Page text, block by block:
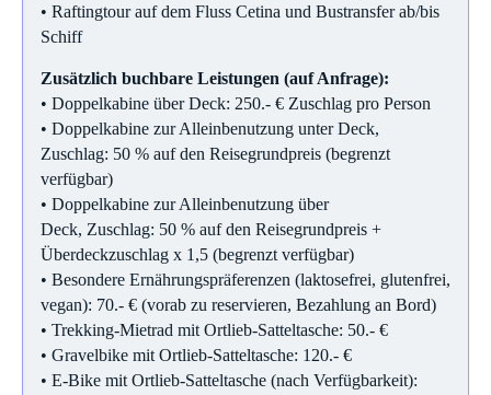
• Raftingtour auf dem Fluss Cetina und Bustransfer ab/bis
Schiff
Zusätzlich buchbare Leistungen (auf Anfrage):
• Doppelkabine über Deck: 250.- € Zuschlag pro Person
• Doppelkabine zur Alleinbenutzung unter Deck,
Zuschlag: 50 % auf den Reisegrundpreis (begrenzt
verfügbar)
• Doppelkabine zur Alleinbenutzung über
Deck, Zuschlag: 50 % auf den Reisegrundpreis +
Überdeckzuschlag x 1,5 (begrenzt verfügbar)
• Besondere Ernährungspräferenzen (laktosefrei, glutenfrei,
vegan): 70.- € (vorab zu reservieren, Bezahlung an Bord)
• Trekking-Mietrad mit Ortlieb-Satteltasche: 50.- €
• Gravelbike mit Ortlieb-Satteltasche: 120.- €
• E-Bike mit Ortlieb-Satteltasche (nach Verfügbarkeit):